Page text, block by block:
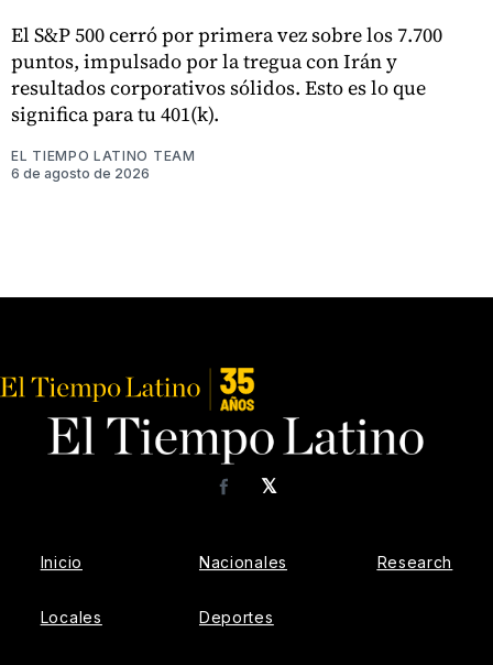
El S&P 500 cerró por primera vez sobre los 7.700
puntos, impulsado por la tregua con Irán y
resultados corporativos sólidos. Esto es lo que
significa para tu 401(k).
EL TIEMPO LATINO TEAM
6 de agosto de 2026
𝕏
Facebook
Inicio
Locales
Nacionales
Deportes
Research